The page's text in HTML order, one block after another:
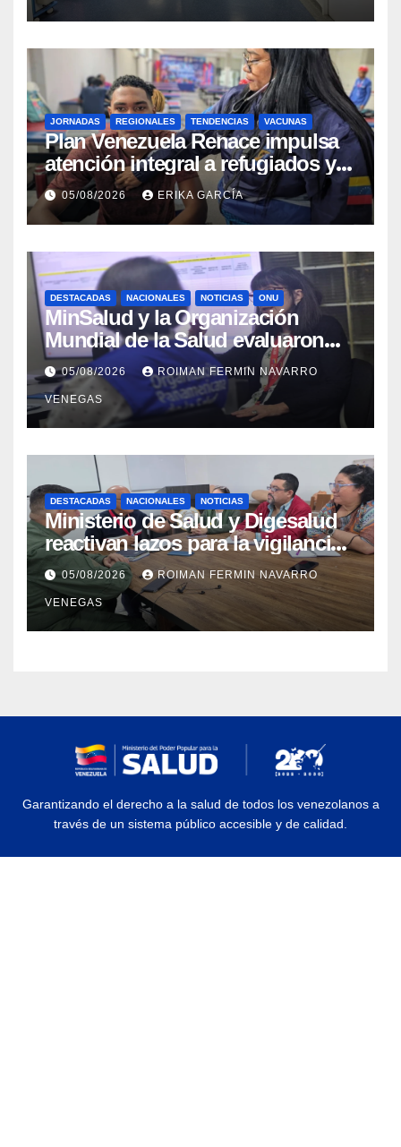
JORNADAS REGIONALES TENDENCIAS VACUNAS
​Plan Venezuela Renace impulsa
atención integral a refugiados y
evaluación de vacunación en
Aragua
05/08/2026 ERIKA GARCÍA
DESTACADAS NACIONALES NOTICIAS ONU
MinSalud y la Organización
Mundial de la Salud evaluaron
propuesta técnica integral en
materia de agua saneamiento e
higiene ante contingencia
sísmica
05/08/2026 ROIMAN FERMIN NAVARRO
VENEGAS
DESTACADAS NACIONALES NOTICIAS
Ministerio de Salud y Digesalud
reactivan lazos para la vigilancia
epidemiológica y el control de
enfermedades
05/08/2026 ROIMAN FERMIN NAVARRO
VENEGAS
Garantizando el derecho a la salud de todos los venezolanos a
través de un sistema público accesible y de calidad.